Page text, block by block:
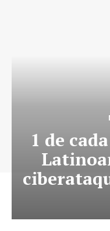
1 de